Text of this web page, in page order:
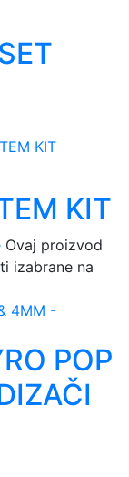
KIT
Ovaj proizvod
izabrane na
POP